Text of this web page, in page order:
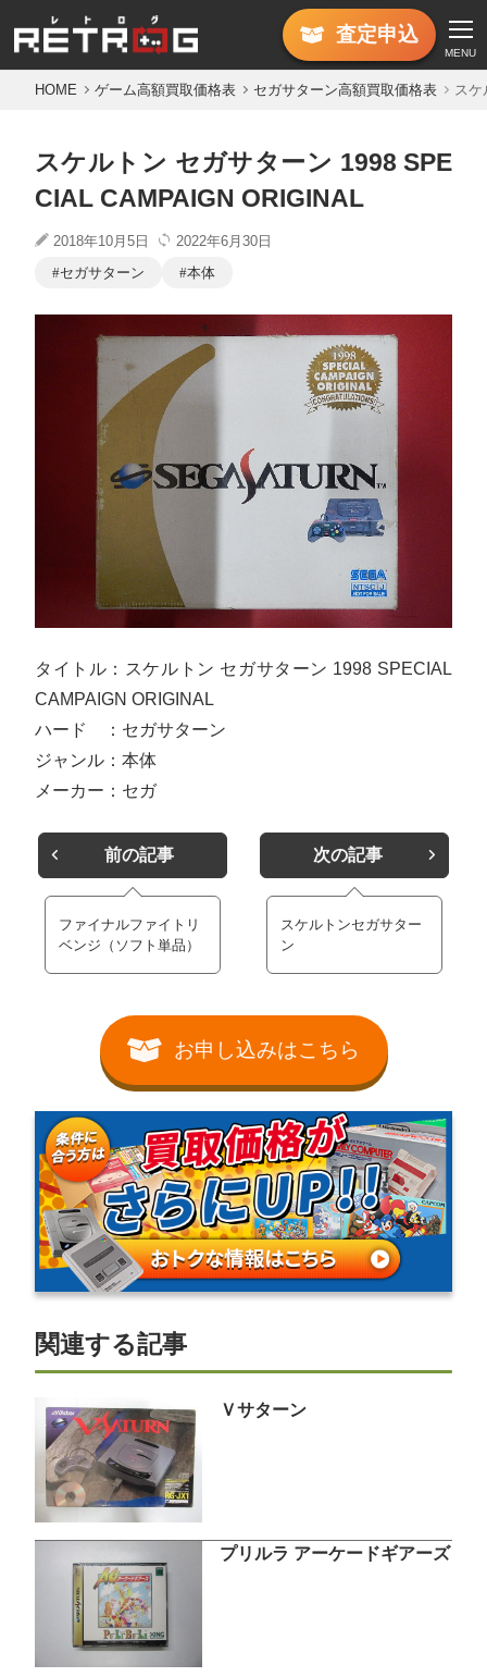
査定申込
MENU
HOME ゲーム高額買取価格表 セガサターン高額買取価格表 スケ
スケルトン セガサターン 1998 SPE
CIAL CAMPAIGN ORIGINAL
2018年10月5日
2022年6月30日
セガサターン
本体
タイトル：スケルトン セガサターン 1998 SPECIAL
CAMPAIGN ORIGINAL
ハード ：セガサターン
ジャンル：本体
メーカー：セガ
前の記事
ファイナルファイトリ
ベンジ（ソフト単品）
次の記事
スケルトンセガサター
ン
お申し込みはこちら
関連する記事
Ｖサターン
プリルラ アーケードギアーズ